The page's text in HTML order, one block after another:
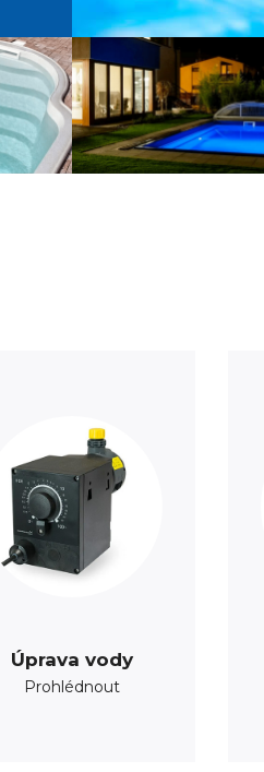
Úprava vody
Prohlédnout